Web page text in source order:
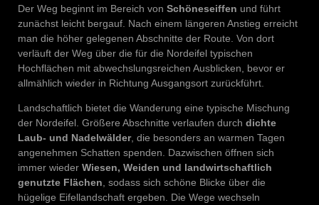
Der Weg beginnt im Bereich von Schöneseiffen und führt
zunächst leicht bergauf. Nach einem längeren Anstieg erreicht
man die höher gelegenen Abschnitte der Route. Von dort
verläuft der Weg über die für die Nordeifel typischen
Hochflächen mit abwechslungsreichen Ausblicken, bevor er
allmählich wieder in Richtung Ausgangsort zurückführt.
Landschaftlich bietet die Wanderung eine typische Mischung
der Nordeifel. Größere Abschnitte verlaufen durch dichte
Laub- und Nadelwälder, die besonders an warmen Tagen
angenehmen Schatten spenden. Dazwischen öffnen sich
immer wieder Wiesen, Weiden und landwirtschaftlich
genutzte Flächen , sodass sich schöne Blicke über die
hügelige Eifellandschaft ergeben. Die Wege wechseln